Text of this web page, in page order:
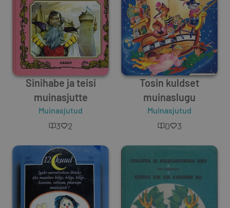
Sinihabe ja teisi
muinasjutte
Muinasjutud
3 2
Tosin kuldset
muinaslugu
Muinasjutud
0 3